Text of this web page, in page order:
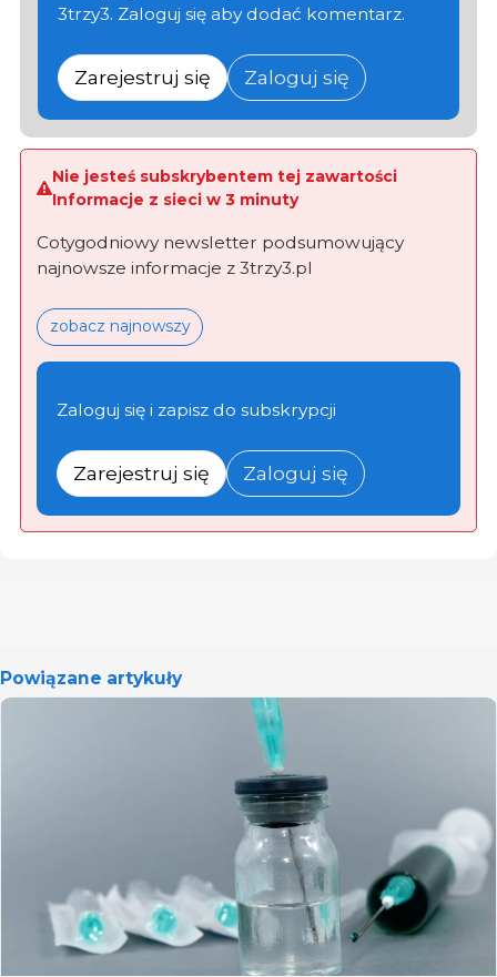
3trzy3. Zaloguj się aby dodać komentarz.
Zarejestruj się Zaloguj się
Nie jesteś subskrybentem tej zawartości
Informacje z sieci w 3 minuty
Cotygodniowy newsletter podsumowujący
najnowsze informacje z 3trzy3.pl
zobacz najnowszy
Zaloguj się i zapisz do subskrypcji
Zarejestruj się Zaloguj się
Powiązane artykuły